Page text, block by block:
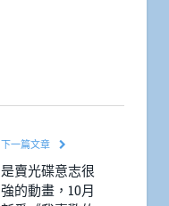
下一篇文章
是賣光碟意志很
強的動畫，10月